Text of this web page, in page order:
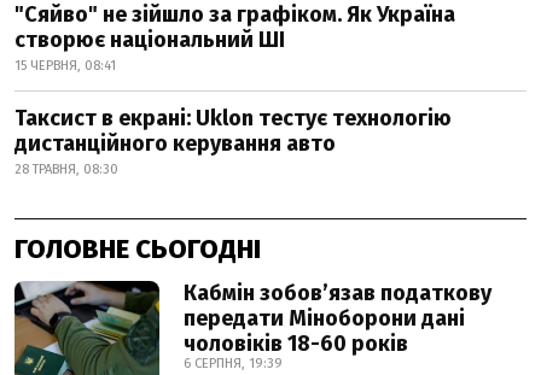
"Сяйво" не зійшло за графіком. Як Україна
створює національний ШІ
15 ЧЕРВНЯ, 08:41
Таксист в екрані: Uklon тестує технологію
дистанційного керування авто
28 ТРАВНЯ, 08:30
ГОЛОВНЕ СЬОГОДНІ
Кабмін зобовʼязав податкову
передати Міноборони дані
чоловіків 18-60 років
6 СЕРПНЯ, 19:39